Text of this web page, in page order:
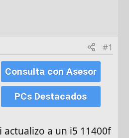
t
s
#1
Consulta con Asesor
PCs Destacados
actualizo a un i5 11400f